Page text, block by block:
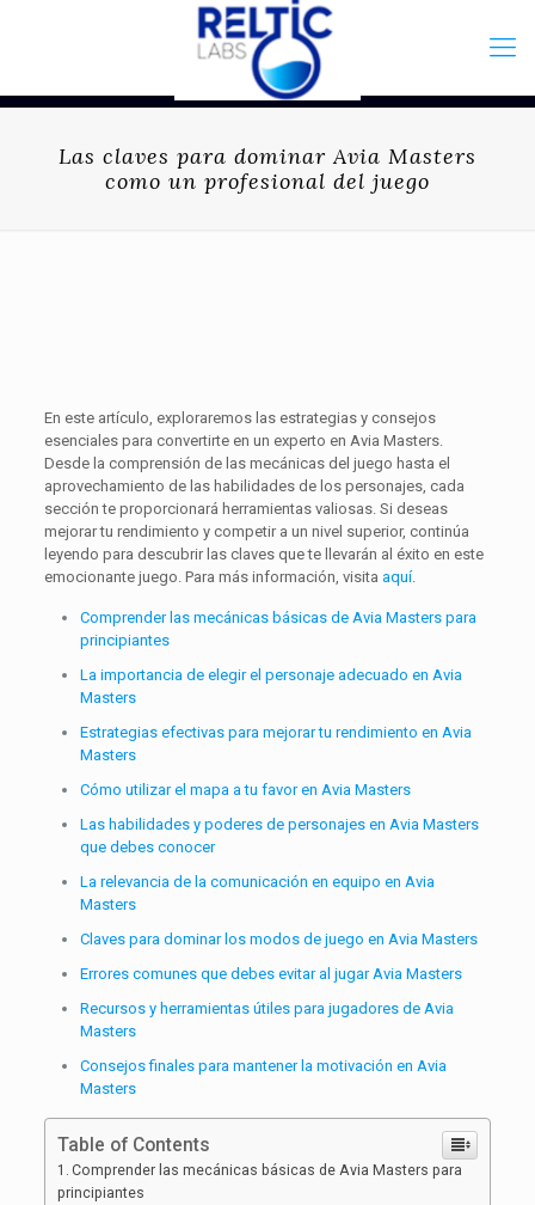
Las claves para dominar Avia Masters
como un profesional del juego
En este artículo, exploraremos las estrategias y consejos
esenciales para convertirte en un experto en Avia Masters.
Desde la comprensión de las mecánicas del juego hasta el
aprovechamiento de las habilidades de los personajes, cada
sección te proporcionará herramientas valiosas. Si deseas
mejorar tu rendimiento y competir a un nivel superior, continúa
leyendo para descubrir las claves que te llevarán al éxito en este
emocionante juego. Para más información, visita aquí.
Comprender las mecánicas básicas de Avia Masters para
principiantes
La importancia de elegir el personaje adecuado en Avia
Masters
Estrategias efectivas para mejorar tu rendimiento en Avia
Masters
Cómo utilizar el mapa a tu favor en Avia Masters
Las habilidades y poderes de personajes en Avia Masters
que debes conocer
La relevancia de la comunicación en equipo en Avia
Masters
Claves para dominar los modos de juego en Avia Masters
Errores comunes que debes evitar al jugar Avia Masters
Recursos y herramientas útiles para jugadores de Avia
Masters
Consejos finales para mantener la motivación en Avia
Masters
Table of Contents
Comprender las mecánicas básicas de Avia Masters para
principiantes